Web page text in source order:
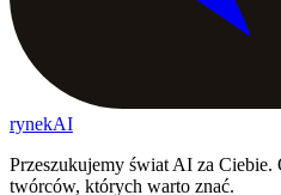
rynekAI
Przeszukujemy świat AI za Ciebie.
twórców, których warto znać.